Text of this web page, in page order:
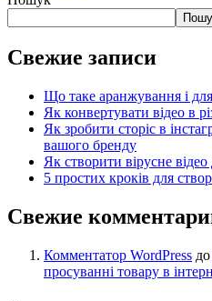
Свежие записи
Що таке аранжування і
Як конвертувати відео в
Як зробити сторіс в
вашого бренду
Як створити вірусне
5 простих кроків для
Свежие
Комментатор WordPress до
просуванні товару в